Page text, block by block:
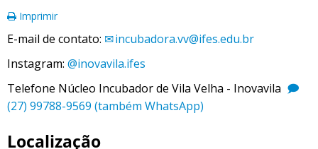
Imprimir
E-mail de contato:
incubadora.vv@ifes.edu.br
Instagram: @inovavila.ifes
Telefone Núcleo Incubador de Vila Velha - Inovavila
(27) 99788-9569 (também WhatsApp)
Localização